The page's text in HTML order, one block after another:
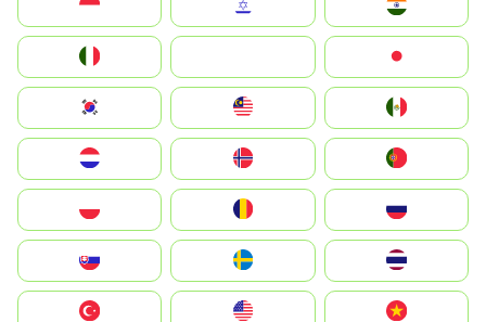
South Korea
United States